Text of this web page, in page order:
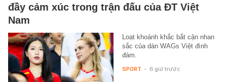
đầy cảm xúc trong trận đấu của ĐT Việt
Nam
Loạt khoảnh khắc bắt cận nhan
sắc của dàn WAGs Việt đình
đám.
SPORT - 6 giờ trước